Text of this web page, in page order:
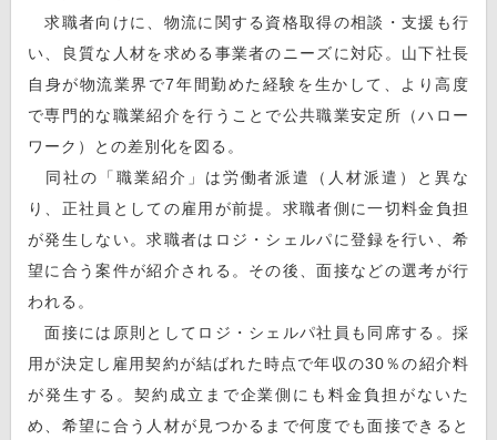
求職者向けに、物流に関する資格取得の相談・支援も行
い、良質な人材を求める事業者のニーズに対応。山下社長
自身が物流業界で7年間勤めた経験を生かして、より高度
で専門的な職業紹介を行うことで公共職業安定所（ハロー
ワーク）との差別化を図る。
同社の「職業紹介」は労働者派遣（人材派遣）と異な
り、正社員としての雇用が前提。求職者側に一切料金負担
が発生しない。求職者はロジ・シェルパに登録を行い、希
望に合う案件が紹介される。その後、面接などの選考が行
われる。
面接には原則としてロジ・シェルパ社員も同席する。採
用が決定し雇用契約が結ばれた時点で年収の30％の紹介料
が発生する。契約成立まで企業側にも料金負担がないた
め、希望に合う人材が見つかるまで何度でも面接できると